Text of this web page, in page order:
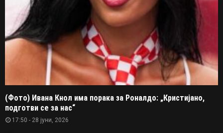
(Фото) Ивана Кнол има порака за Роналдо: „Кристијано,
подготви се за нас“
17:50 - 28 јуни, 2026